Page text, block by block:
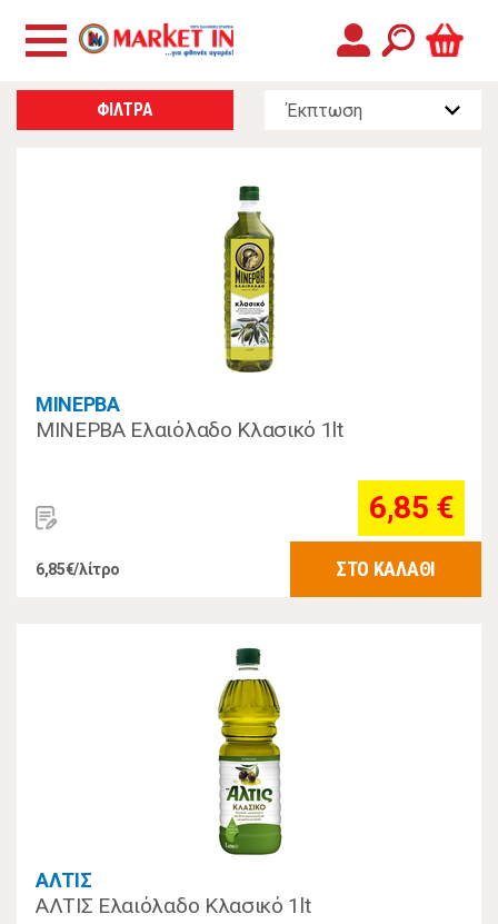
ΦΙΛΤΡΑ
ΜΙΝΕΡΒΑ
ΜΙΝΕΡΒΑ Ελαιόλαδο Κλασικό 1lt
6,85 €
6,85€/λίτρο ΣΤΟ ΚΑΛΑΘΙ
ΑΛΤΙΣ
ΑΛΤΙΣ Ελαιόλαδο Κλασικό 1lt